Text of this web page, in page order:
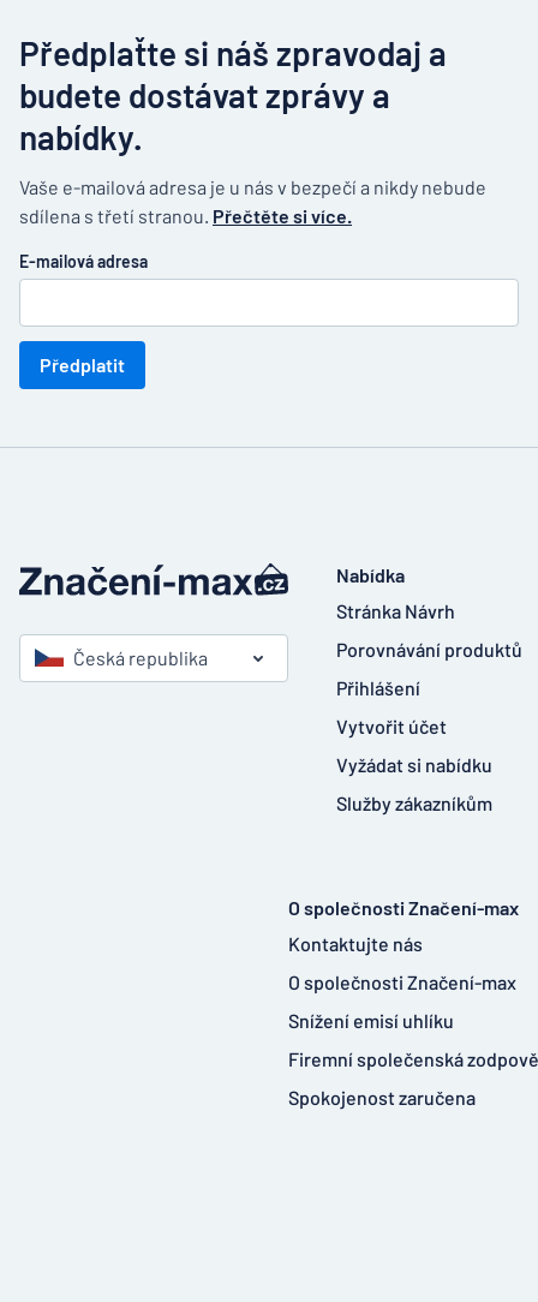
Předplaťte si náš zpravodaj a
budete dostávat zprávy a
nabídky.
Vaše e-mailová adresa je u nás v bezpečí a nikdy nebude
sdílena s třetí stranou. Přečtěte si více.
E-mailová adresa
Předplatit
Česká republika
Nabídka
Stránka Návrh
Porovnávání produktů
Přihlášení
Vytvořit účet
Vyžádat si nabídku
Služby zákazníkům
O společnosti Značení-max
Kontaktujte nás
O společnosti Značení-max
Snížení emisí uhlíku
Firemní společenská
Spokojenost zaručena